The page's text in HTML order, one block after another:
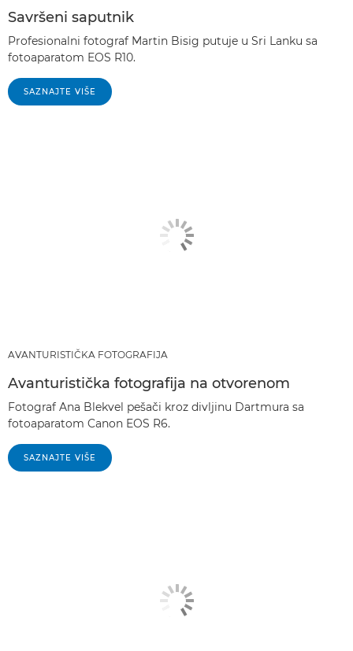
Savršeni saputnik
Profesionalni fotograf Martin Bisig putuje u Sri Lanku sa
fotoaparatom EOS R10.
SAZNAJTE VIŠE
AVANTURISTIČKA FOTOGRAFIJA
Avanturistička fotografija na otvorenom
Fotograf Ana Blekvel pešači kroz divljinu Dartmura sa
fotoaparatom Canon EOS R6.
SAZNAJTE VIŠE